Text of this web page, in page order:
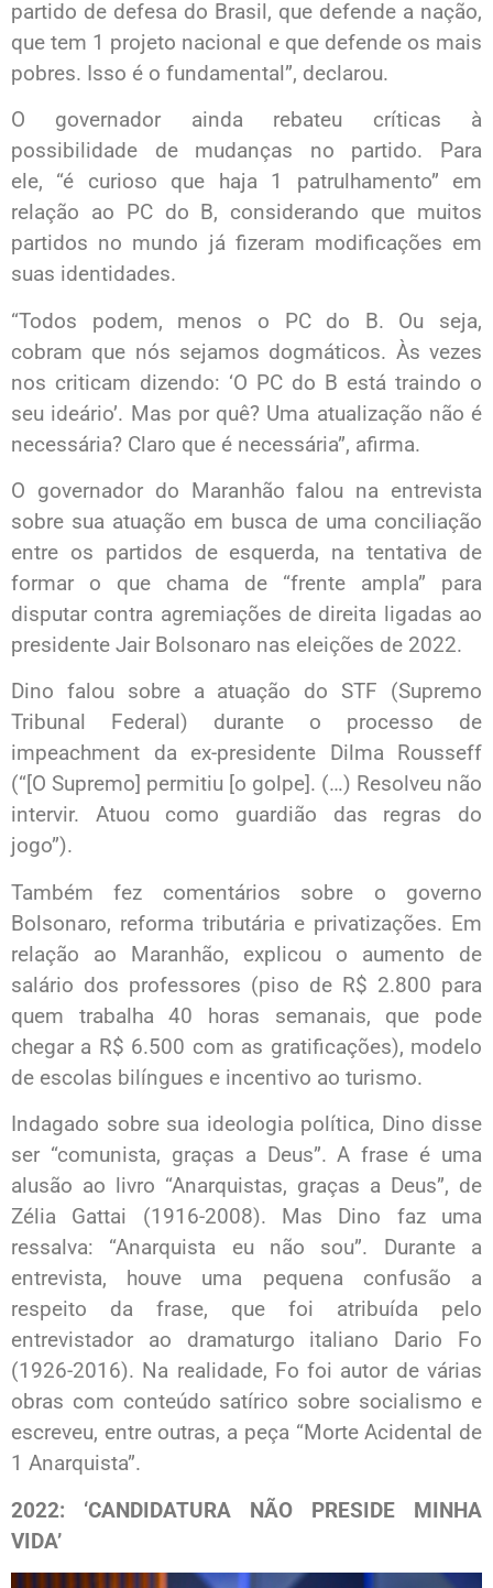
partido de defesa do Brasil, que defende a nação,
que tem 1 projeto nacional e que defende os mais
pobres. Isso é o fundamental”, declarou.
O governador ainda rebateu críticas à
possibilidade de mudanças no partido. Para
ele, “é curioso que haja 1 patrulhamento” em
relação ao PC do B, considerando que muitos
partidos no mundo já fizeram modificações em
suas identidades.
“Todos podem, menos o PC do B. Ou seja,
cobram que nós sejamos dogmáticos. Às vezes
nos criticam dizendo: ‘O PC do B está traindo o
seu ideário’. Mas por quê? Uma atualização não é
necessária? Claro que é necessária”, afirma.
O governador do Maranhão falou na entrevista
sobre sua atuação em busca de uma conciliação
entre os partidos de esquerda, na tentativa de
formar o que chama de “frente ampla” para
disputar contra agremiações de direita ligadas ao
presidente Jair Bolsonaro nas eleições de 2022.
Dino falou sobre a atuação do STF (Supremo
Tribunal Federal) durante o processo de
impeachment da ex-presidente Dilma Rousseff
(“[O Supremo] permitiu [o golpe]. (…) Resolveu não
intervir. Atuou como guardião das regras do
jogo”).
Também fez comentários sobre o governo
Bolsonaro, reforma tributária e privatizações. Em
relação ao Maranhão, explicou o aumento de
salário dos professores (piso de R$ 2.800 para
quem trabalha 40 horas semanais, que pode
chegar a R$ 6.500 com as gratificações), modelo
de escolas bilíngues e incentivo ao turismo.
Indagado sobre sua ideologia política, Dino disse
ser “comunista, graças a Deus”. A frase é uma
alusão ao livro “Anarquistas, graças a Deus”, de
Zélia Gattai (1916-2008). Mas Dino faz uma
ressalva: “Anarquista eu não sou”. Durante a
entrevista, houve uma pequena confusão a
respeito da frase, que foi atribuída pelo
entrevistador ao dramaturgo italiano Dario Fo
(1926-2016). Na realidade, Fo foi autor de várias
obras com conteúdo satírico sobre socialismo e
escreveu, entre outras, a peça “Morte Acidental de
1 Anarquista”.
2022: ‘CANDIDATURA NÃO PRESIDE MINHA
VIDA’